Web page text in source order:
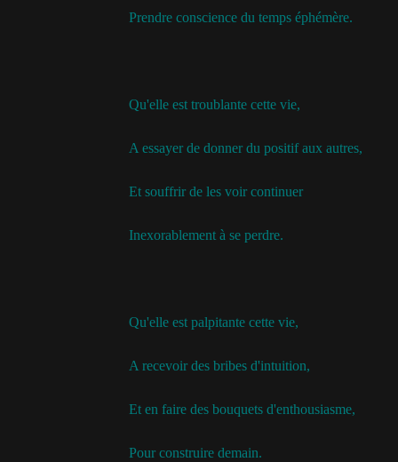
Prendre conscience du temps éphémère.
Qu'elle est troublante cette vie,
A essayer de donner du positif aux autres,
Et souffrir de les voir continuer
Inexorablement à se perdre.
Qu'elle est palpitante cette vie,
A recevoir des bribes d'intuition,
Et en faire des bouquets d'enthousiasme,
Pour construire demain.